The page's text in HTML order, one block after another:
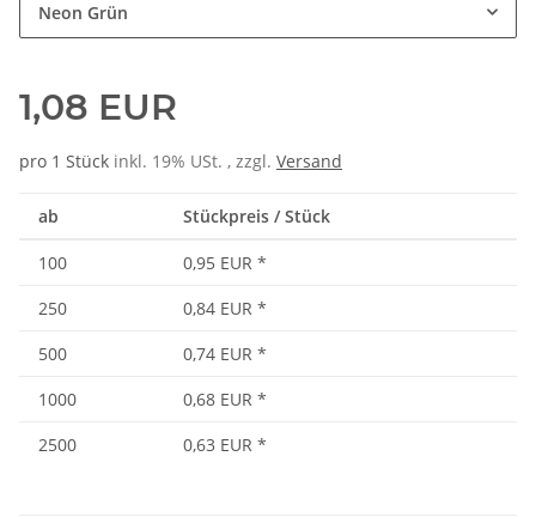
Neon Grün
1,08 EUR
pro 1 Stück inkl. 19% USt. , zzgl. Versand
ab Stückpreis / Stück
100 0,95 EUR *
250
0,84 EUR *
500
0,74 EUR *
1000
0,68 EUR *
2500
0,63 EUR *